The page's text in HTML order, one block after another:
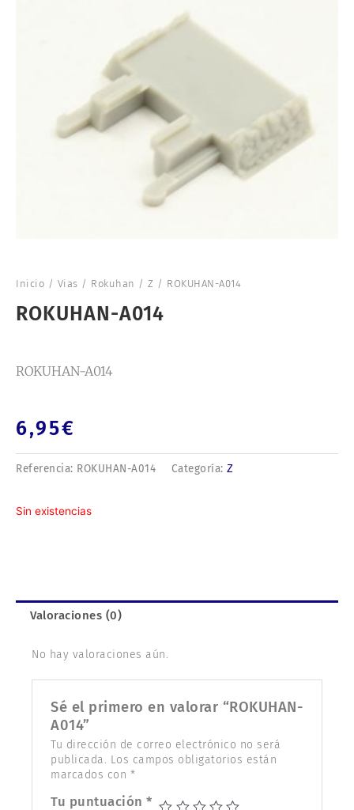
Inicio / Vias / Rokuhan / Z / ROKUHAN-A014
ROKUHAN-A014
ROKUHAN-A014
6,95€
Referencia: ROKUHAN-A014 Categoría: Z
Sin existencias
Valoraciones (0)
No hay valoraciones aún.
Sé el primero en valorar “ROKUHAN-
A014”
Tu dirección de correo electrónico no será
publicada. Los campos obligatorios están
marcados con *
Tu puntuación*